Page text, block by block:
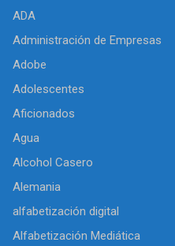
ADA
Administración de Empresas
Adobe
Adolescentes
Aficionados
Agua
Alcohol Casero
Alemania
alfabetización digital
Alfabetización Mediática